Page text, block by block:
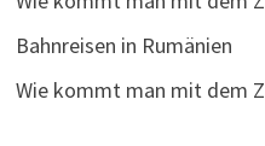
Bahnreisen in Rumänien
Wie kommt man mit dem